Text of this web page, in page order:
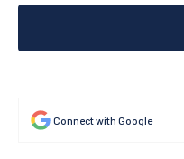
Connect with Google